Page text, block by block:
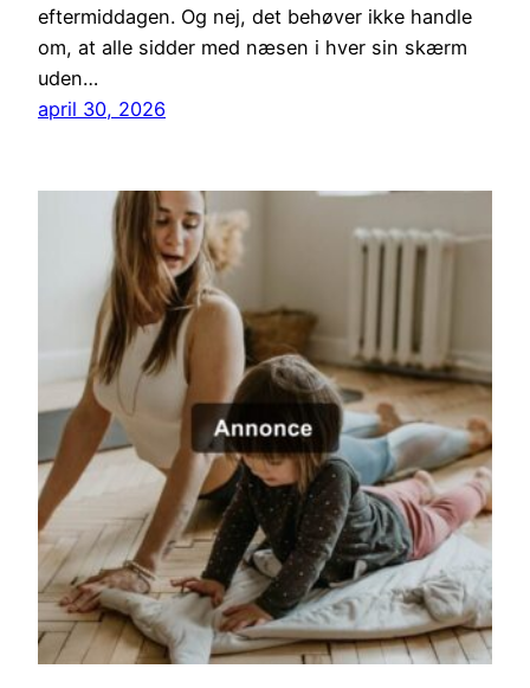
eftermiddagen. Og nej, det behøver ikke handle
om, at alle sidder med næsen i hver sin skærm
uden…
april 30, 2026